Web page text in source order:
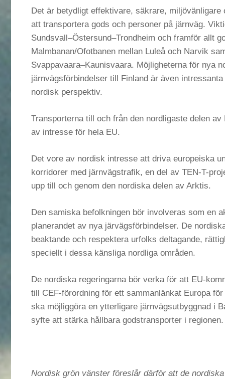
Det är betydligt effektivare, säkrare,
att transportera gods och personer på järnväg.
Sundsvall–Östersund–Trondheim och framför allt
Malmbanan/Ofotbanen mellan Luleå och Narvik
Svappavaara–Kaunisvaara. Möjligheterna för nya
järnvägsförbindelser till Finland är även
nordisk perspektiv.
Transporterna till och från den nordligaste delen
av intresse för hela EU.
Det vore av nordisk intresse att driva europeiska
korridorer med järnvägstrafik, en del av TEN-T-
upp till och genom den nordiska delen av Arktis.
Den samiska befolkningen bör involveras som en
planerandet av nya järvägsförbindelser. De
beaktande och respektera urfolks deltagande,
speciellt i dessa känsliga nordliga områden.
De nordiska regeringarna bör verka för att EU-
till CEF-förordning för ett sammanlänkat Europa för
ska möjliggöra en ytterligare järnvägsutbyggnad i
syfte att stärka hållbara godstransporter i regionen.
Nordisk grön vänster föreslår därför att de